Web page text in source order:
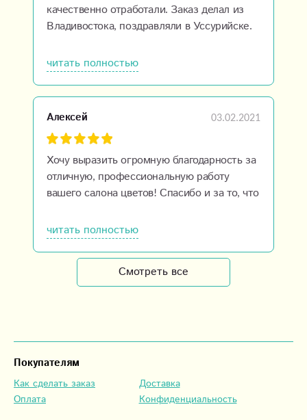
качественно отработали. Заказ делал из
Владивостока, поздравляли в Уссурийске.
рекомендовать.
читать полностью
Алексей 03.02.2021
Хочу выразить огромную благодарность за
отличную, профессиональную работу
вашего салона цветов! Спасибо и за то, что
оформлении заказа, выборе цветов,
подбору открытки! Букет имениннице
очень понравился, доставили минута в
минуту, все просто супер!! Молодцы!!
читать полностью
Смотреть все
Покупателям
Как сделать заказ
Оплата
Доставка
Конфиденциальность